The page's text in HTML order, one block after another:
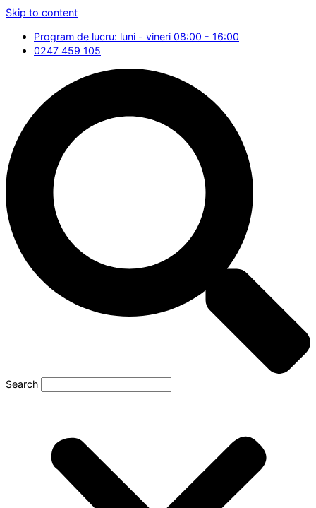
Skip to content
Program de lucru: luni - vineri 08:00 - 16:00
0247 459 105
Search